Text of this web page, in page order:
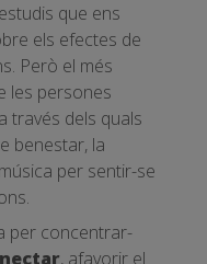
que ens
els efectes de
Però el més
les persones
través dels quals
benestar, la
per sentir-se
per concentrar-
, afavorir el